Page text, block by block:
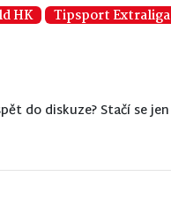
HK Tipsport Extraliga
do diskuze? Stačí se jen